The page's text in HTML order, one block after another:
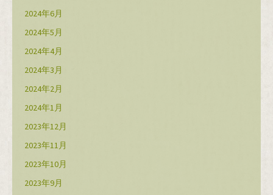
2024年6月
2024年5月
2024年4月
2024年3月
2024年2月
2024年1月
2023年12月
2023年11月
2023年10月
2023年9月